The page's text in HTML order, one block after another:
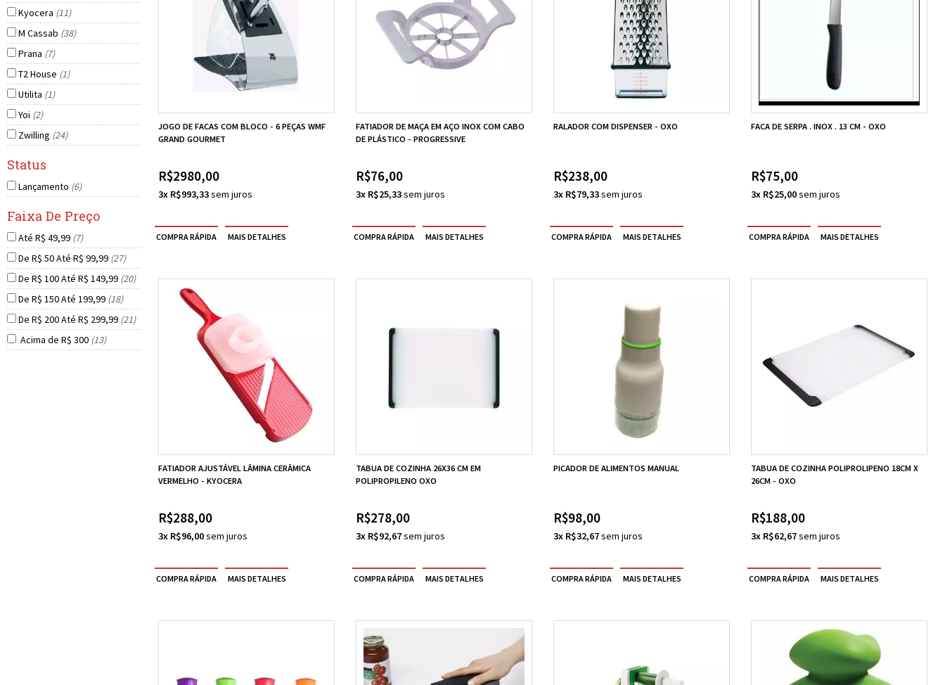
Kyocera (11)
M Cassab (38)
Prana (7)
T2 House (1)
Utilita (1)
Yoi (2)
Zwilling (24)
Lançamento (6)
Até R$ 49,99 (7)
De R$ 50 Até R$ 99,99 (27)
De R$ 100 Até R$ 149,99 (20)
De R$ 150 Até 199,99 (18)
De R$ 200 Até R$ 299,99 (21)
Acima de R$ 300 (13)
JOGO DE FACAS COM BLOCO - 6 PEÇAS WMF
GRAND GOURMET
R$2980,00
3x R$993,33
FATIADOR DE MAÇA EM AÇO INOX COM CABO
DE PLÁSTICO - PROGRESSIVE
R$76,00
3x R$25,33
RALADOR COM DISPENSER - OXO
R$238,00
3x R$79,33
FACA DE SERPA . INOX . 13 CM - OXO
R$75,00
3x R$25,00
FATIADOR AJUSTÁVEL LÂMINA CERÂMICA
VERMELHO - KYOCERA
R$288,00
3x R$96,00
TABUA DE COZINHA 26X36 CM EM
POLIPROPILENO OXO
R$278,00
3x R$92,67
PICADOR DE ALIMENTOS MANUAL
R$98,00
3x R$32,67
TABUA DE COZINHA POLIPROLIPENO 18CM X
26CM - OXO
R$188,00
3x R$62,67